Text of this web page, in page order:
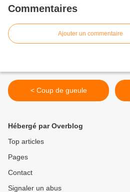
Commentaires
Ajouter un commentaire
< Coup de gueule
Hébergé par Overblog
Top articles
Pages
Contact
Signaler un abus